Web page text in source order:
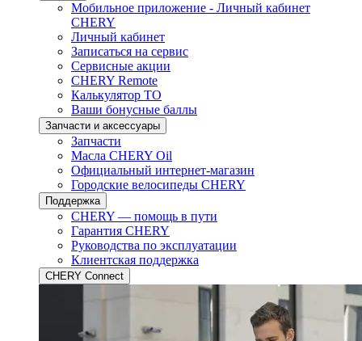
Мобильное приложение - Личный кабинет
CHERY
Личный кабинет
Записаться на сервис
Сервисные акции
CHERY Remote
Калькулятор ТО
Ваши бонусные баллы
Запчасти и аксессуары
Запчасти
Масла CHERY Oil
Официальный интернет-магазин
Городские велосипеды CHERY
Поддержка
CHERY — помощь в пути
Гарантия CHERY
Руководства по эксплуатации
Клиентская поддержка
CHERY Connect